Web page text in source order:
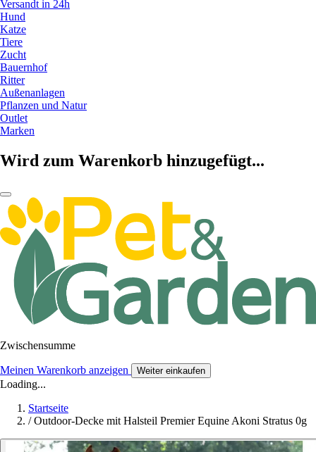
Versandt in 24h
Hund
Katze
Tiere
Zucht
Bauernhof
Ritter
Außenanlagen
Pflanzen und Natur
Outlet
Marken
Wird zum Warenkorb hinzugefügt...
Zwischensumme
Meinen Warenkorb anzeigen Weiter einkaufen
Loading...
Startseite
/ Outdoor-Decke mit Halsteil Premier Equine Akoni Stratus 0g